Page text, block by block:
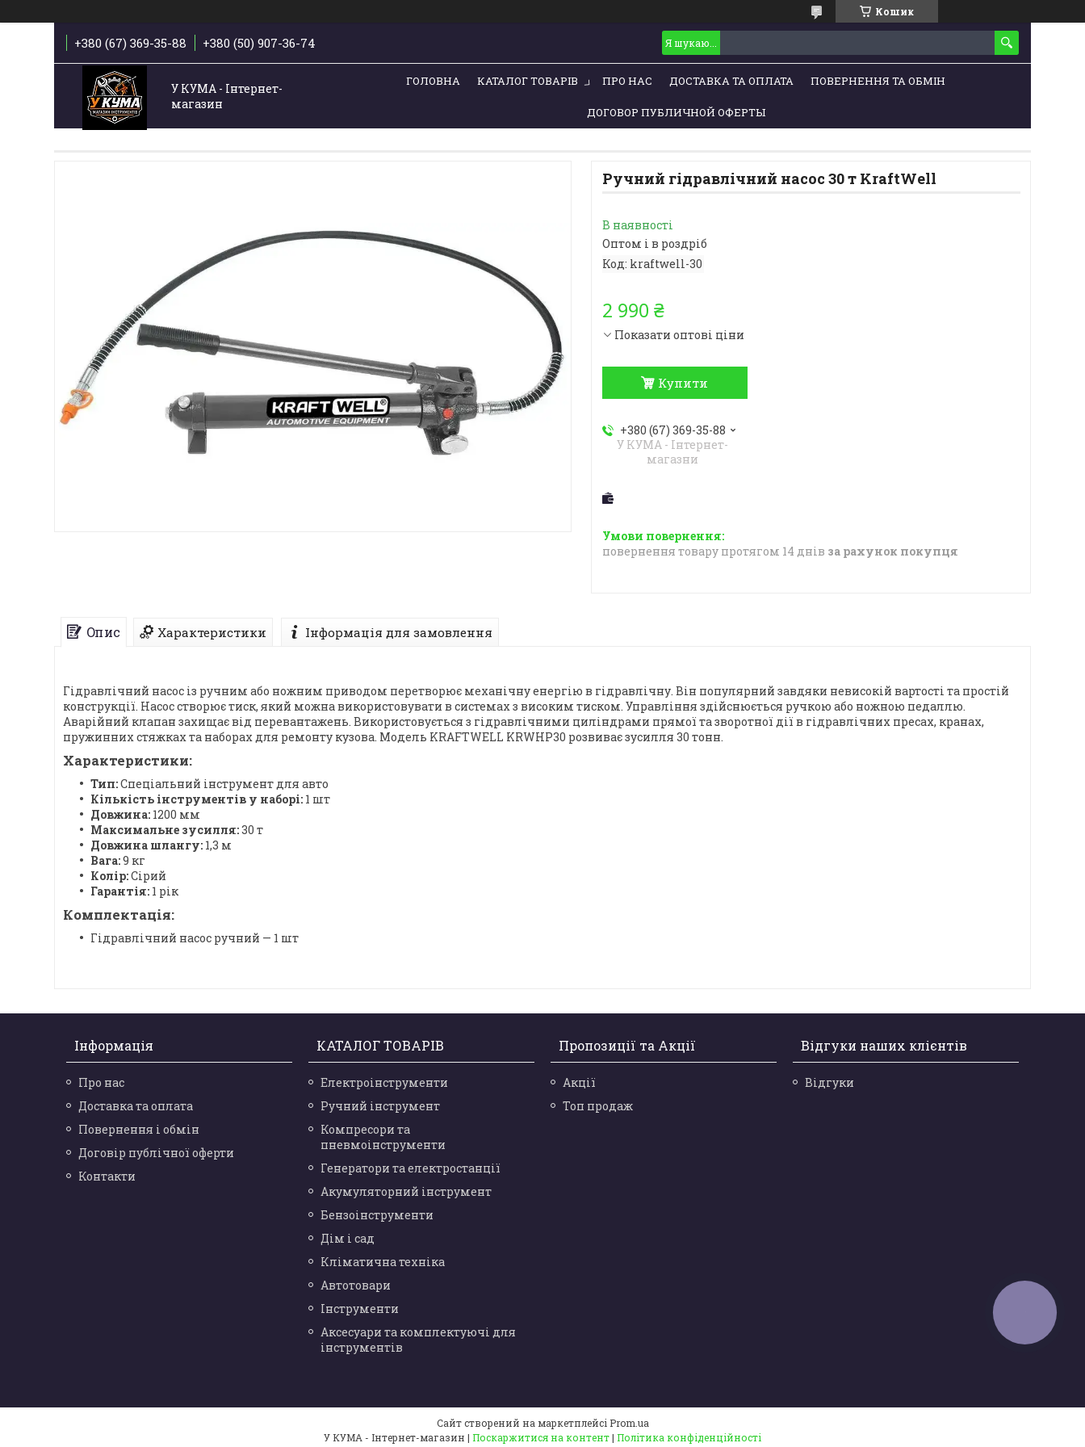
Кошик
+380 (67) 369-35-88 +380 (50) 907-36-74
У КУМА - Інтернет-
магазин
ГОЛОВНА КАТАЛОГ ТОВАРІВ ПРО НАС ДОСТАВКА ТА ОПЛАТА ПОВЕРНЕННЯ ТА ОБМІН
ДОГОВОР ПУБЛИЧНОЙ ОФЕРТЫ
Ручний гідравлічний насос 30 т KraftWell
В наявності
Оптом і в роздріб
Код: kraftwell-30
2 990 ₴
Показати оптові ціни
Купити
+380 (67) 369-35-88
У КУМА - Інтернет-
магазни
повернення товару протягом 14 днів за рахунок покупця
Опис Характеристики Інформація для замовлення
Гідравлічний насос із ручним або ножним приводом перетворює механічну енергію в гідравлічну. Він популярний завдяки невисокій вартості та простій
конструкції. Насос створює тиск, який можна використовувати в системах з високим тиском. Управління здійснюється ручкою або ножною педаллю.
Аварійний клапан захищає від перевантажень. Використовується з гідравлічними циліндрами прямої та зворотної дії в гідравлічних пресах, кранах,
пружинних стяжках та наборах для ремонту кузова. Модель KRAFTWELL KRWHP30 розвиває зусилля 30 тонн.
Характеристики:
Тип:Спеціальний інструмент для авто
Кількість інструментів у наборі: 1 шт
Довжина: 1200 мм
Максимальне зусилля:30 т
Довжина шлангу: 1,3 м
Вага:9 кг
Колір:Сірий
Гарантія: 1 рік
Комплектація:
Гідравлічний насос ручний — 1 шт
Інформація
Про нас
Доставка та оплата
Повернення і обмін
Договір публічної оферти
Контакти
КАТАЛОГ ТОВАРІВ
Електроінструменти
Ручний інструмент
Компресори та
пневмоінструменти
Генератори та електростанції
Акумуляторний інструмент
Бензоінструменти
Дім і сад
Кліматична техніка
Автотовари
Інструменти
Аксесуари та комплектуючі для
інструментів
Пропозиції та Акції
Акції
Топ продаж
Відгуки наших клієнтів
Відгуки
Сайт створений на маркетплейсі Prom.ua
У КУМА - Інтернет-магазин | Поскаржитися на контент| Політика конфіденційності